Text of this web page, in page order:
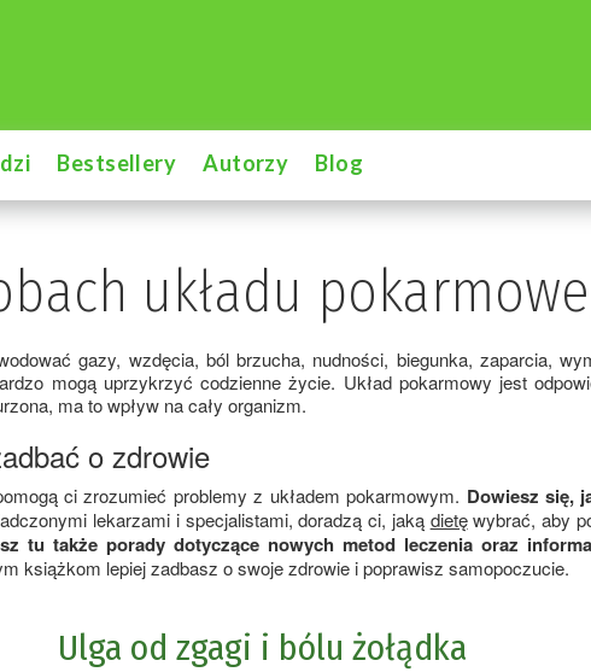
Bestsellery Autorzy Blog
układu
gazy, wzdęcia, ból brzucha, nudności, biegunka, zaparcia,
mogą uprzykrzyć codzienne życie. Układ pokarmowy jest
ma to wpływ na cały organizm.
o zdrowie
ci zrozumieć problemy z układem pokarmowym. Dowiesz się,
lekarzami i specjalistami, doradzą ci, jaką dietęwybrać, aby
tu także porady dotyczące nowych metod leczenia oraz
książkom lepiej zadbasz o swoje zdrowie i poprawisz samopoczucie.
Ulga od zgagi i bólu żołądka